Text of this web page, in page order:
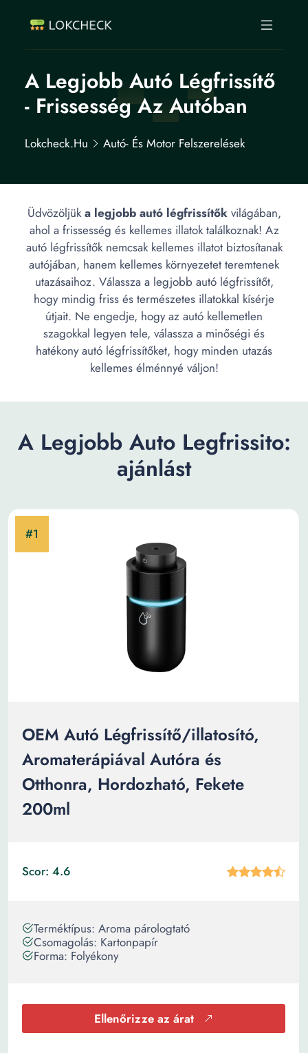
A Legjobb Autó Légfrissítő
- Frissesség Az Autóban
Lokcheck.hu Autó- És Motor Felszerelések
Üdvözöljüka legjobb autó légfrissítőkvilágában,
ahol a frissesség és kellemes illatok találkoznak! Az
autó légfrissítők nemcsak kellemes illatot biztosítanak
autójában, hanem kellemes környezetet teremtenek
utazásaihoz. Válassza a legjobb autó légfrissítőt,
hogy mindig friss és természetes illatokkal kísérje
útjait. Ne engedje, hogy az autó kellemetlen
szagokkal legyen tele, válassza a minőségi és
hatékony autó légfrissítőket, hogy minden utazás
kellemes élménnyé váljon!
A Legjobb Auto Legfrissito:
ajánlást
OEM Autó Légfrissítő/illatosító,
Aromaterápiával Autóra és
Otthonra, Hordozható, Fekete
200ml
Scor: 4.6
Terméktípus: Aroma párologtató
Csomagolás: Kartonpapír
Forma: Folyékony
Ellenőrizze az árat